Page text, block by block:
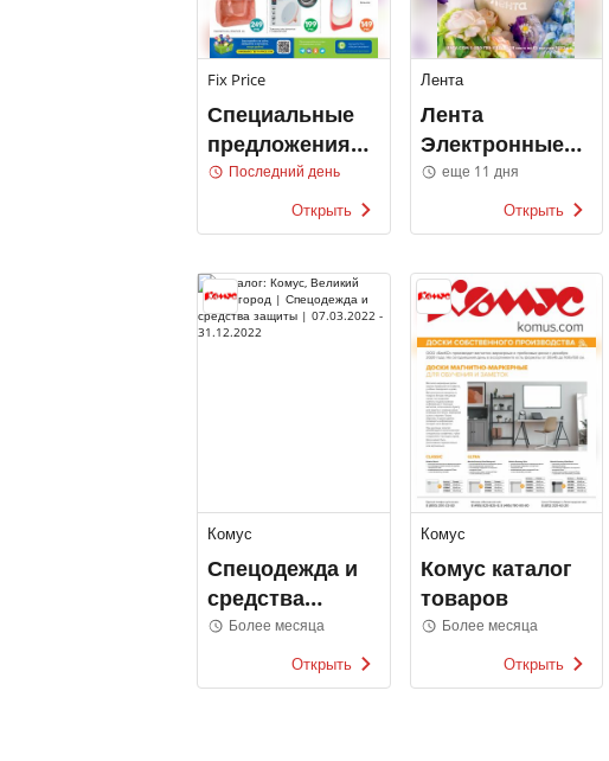
Fix Price
Специальные
предложения
Fix Price
Последний день
Открыть
Лента
Лента
Электронные
каталоги
еще 11 дня
Открыть
Комус
Спецодежда и
средства
защиты
Более месяца
Открыть
Комус
Комус каталог
товаров
Более месяца
Открыть